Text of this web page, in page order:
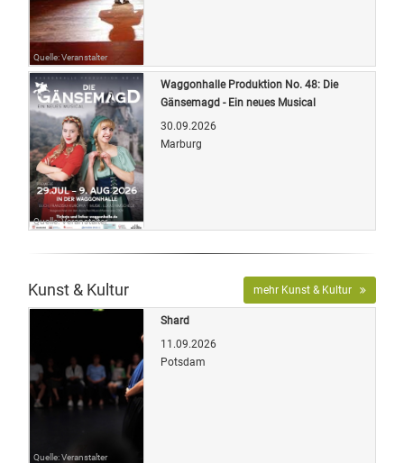
Quelle: Veranstalter
Quelle: Veranstalter
Waggonhalle Produktion No. 48: Die
Gänsemagd - Ein neues Musical
30.09.2026
Marburg
Kunst & Kultur mehr Kunst & Kultur
Quelle: Veranstalter
Shard
11.09.2026
Potsdam